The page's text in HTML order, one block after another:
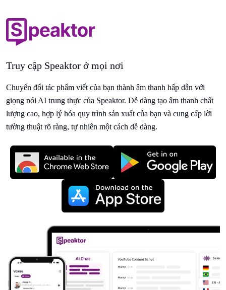
Truy cập Speaktor ở mọi nơi
Chuyển đổi tác phẩm viết của bạn thành âm thanh hấp dẫn với
giọng nói AI trung thực của Speaktor. Dễ dàng tạo âm thanh chất
lượng cao, hợp lý hóa quy trình sản xuất của bạn và cung cấp lời
tường thuật rõ ràng, tự nhiên một cách dễ dàng.